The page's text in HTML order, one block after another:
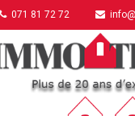
071 81 72 72